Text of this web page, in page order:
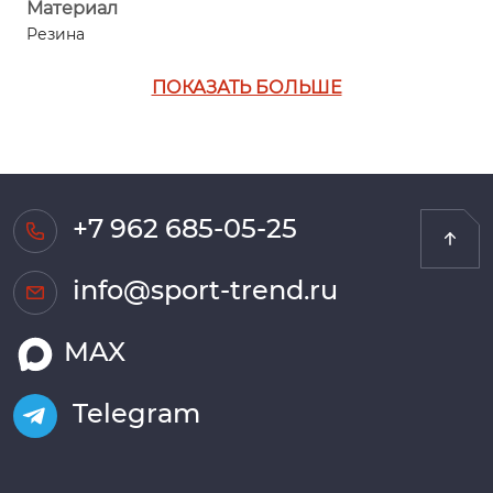
Материал
Резина
ПОКАЗАТЬ БОЛЬШЕ
+7 962 685-05-25
info@sport-trend.ru
MAX
Telegram